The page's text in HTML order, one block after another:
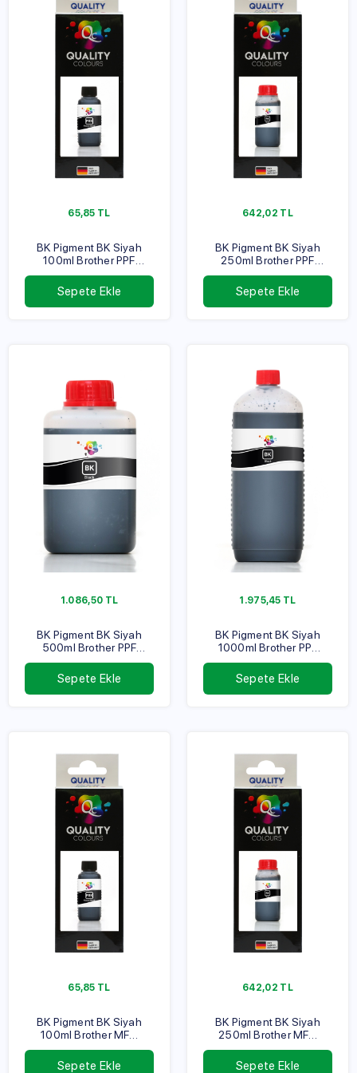
65,85 TL
BK Pigment BK Siyah
100ml Brother PPF
Serisi
Sepete Ekle
642,02 TL
BK Pigment BK Siyah
250ml Brother PPF
Serisi
Sepete Ekle
1.086,50 TL
BK Pigment BK Siyah
500ml Brother PPF
Serisi
Sepete Ekle
1.975,45 TL
BK Pigment BK Siyah
1000ml Brother PPF
Serisi
Sepete Ekle
65,85 TL
BK Pigment BK Siyah
100ml Brother MFC
Serisi
Sepete Ekle
642,02 TL
BK Pigment BK Siyah
250ml Brother MFC
Serisi
Sepete Ekle